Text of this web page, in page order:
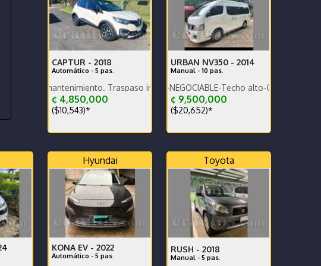
CAPTUR - 2018
Automático - 5 pas.
mantenimiento. Traspaso incluído.
¢ 4,850,000
($10,543)*
URBAN NV350 - 2014
Manual - 10 pas.
Super Buen estado-NEGOCIABLE-Techo alto-Cabina ancha-Pantalla
¢ 9,500,000
($20,652)*
Hyundai
KONA EV - 2022
Automático - 5 pas.
Toyota
RUSH - 2018
Manual - 5 pas.